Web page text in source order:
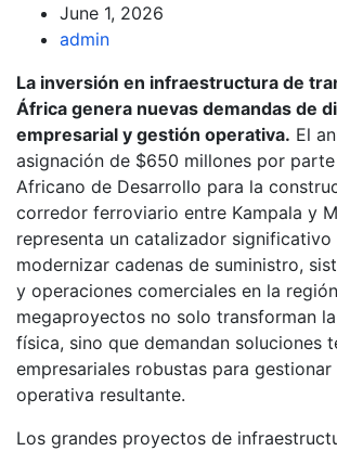
June 1, 2026
admin
La inversión en infraestructura de
África genera nuevas demandas de
empresarial y gestión operativa. El
asignación de $650 millones por
Africano de Desarrollo para la
corredor ferroviario entre Kampala y
representa un catalizador significativo
modernizar cadenas de suministro,
y operaciones comerciales en la
megaproyectos no solo transforman
física, sino que demandan soluciones
empresariales robustas para
operativa resultante.
Los grandes proyectos de